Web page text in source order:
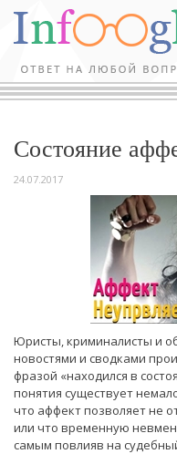
Состояние
24.07.2017
Юристы, криминалисты и
новостями и сводками
фразой «находился в
понятия существует
что аффект позволяет не
или что временную
самым повлияв на